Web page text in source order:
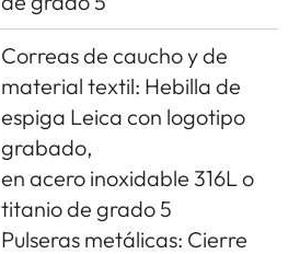
Correas de caucho y de
material textil: Hebilla de
espiga Leica con logotipo
grabado,
en acero inoxidable 316L o
titanio de grado 5
Pulseras metálicas: Cierre